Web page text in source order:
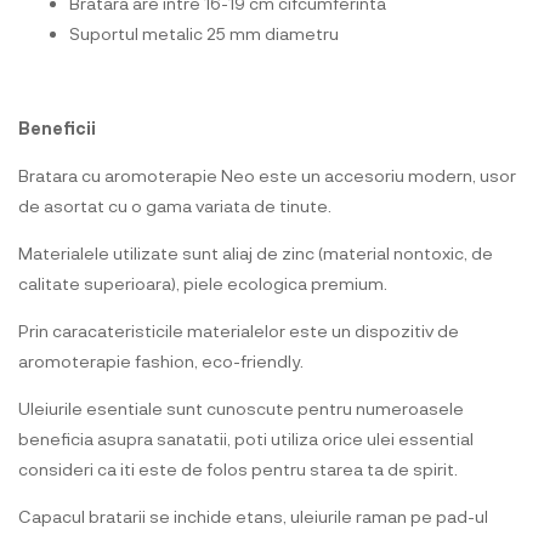
Suportul metalic 25 mm diametru
Beneficii
Bratara cu aromoterapie Neo este un accesoriu modern, usor
de asortat cu o gama variata de tinute.
Materialele utilizate sunt aliaj de zinc (material nontoxic, de
calitate superioara), piele ecologica premium.
Prin caracateristicile materialelor este un dispozitiv de
aromoterapie fashion, eco-friendly.
Uleiurile esentiale sunt cunoscute pentru numeroasele
beneficia asupra sanatatii, poti utiliza orice ulei essential
consideri ca iti este de folos pentru starea ta de spirit.
Capacul bratarii se inchide etans, uleiurile raman pe pad-ul